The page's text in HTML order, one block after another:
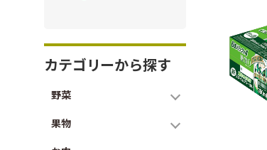
カテゴリーから探す
野菜
果物